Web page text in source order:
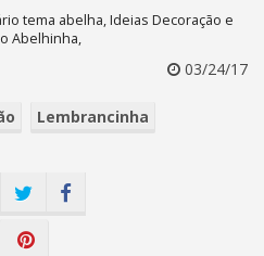
tema abelha, Ideias Decoração e
Abelhinha,
03/24/17
Lembrancinha